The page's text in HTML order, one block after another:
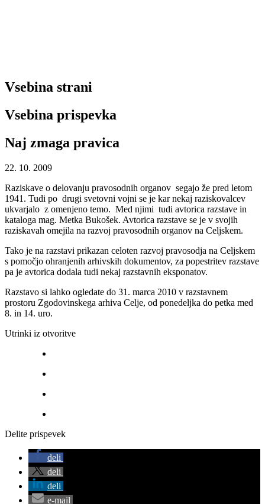
Vsebina strani
Vsebina prispevka
Naj zmaga pravica
22. 10. 2009
Raziskave o delovanju pravosodnih organov segajo že pred letom
1941. Tudi po drugi svetovni vojni se je kar nekaj raziskovalcev
ukvarjalo z omenjeno temo. Med njimi tudi avtorica razstave in
kataloga mag. Metka Bukošek. Avtorica razstave se je v svojih
raziskavah omejila na razvoj pravosodnih organov na Celjskem.
Tako je na razstavi prikazan celoten razvoj pravosodja na Celjskem
s pomočjo ohranjenih arhivskih dokumentov, za popestritev razstave
pa je avtorica dodala tudi nekaj razstavnih eksponatov.
Razstavo si lahko ogledate do 31. marca 2010 v razstavnem
prostoru Zgodovinskega arhiva Celje, od ponedeljka do petka med
8. in 14. uro.
Utrinki iz otvoritve
Delite prispevek
deli
deli
deli
e-mail